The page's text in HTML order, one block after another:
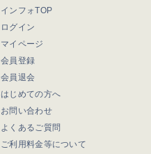
インフォTOP
ログイン
マイページ
会員登録
会員退会
はじめての方へ
お問い合わせ
よくあるご質問
ご利用料金等について